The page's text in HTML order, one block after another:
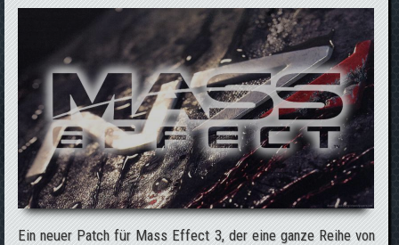
Ein neuer Patch für Mass Effect 3, der eine ganze Reihe von